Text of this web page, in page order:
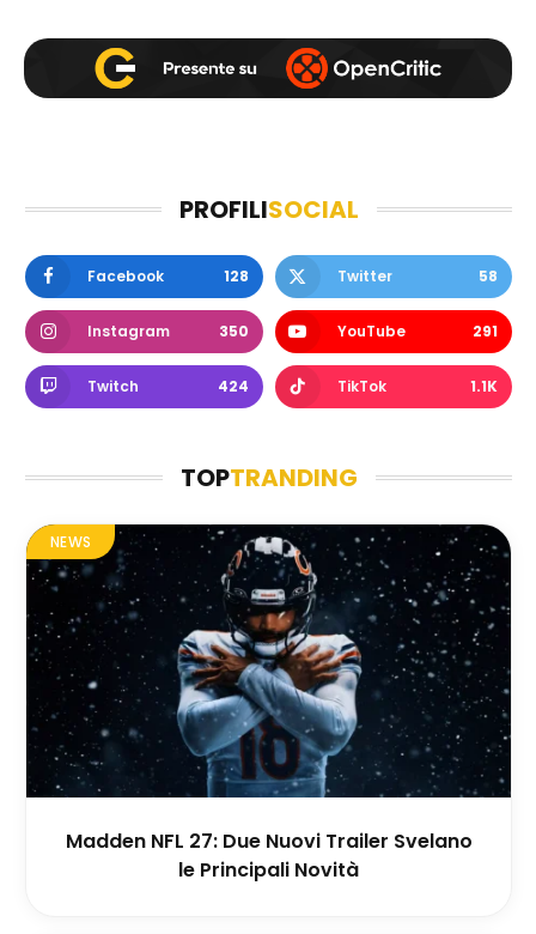
PROFILISOCIAL
Facebook 128 Twitter 58
Instagram 350 YouTube 291
Twitch 424 TikTok 1.1K
TOPTRANDING
NEWS
Madden NFL 27: Due Nuovi Trailer Svelano
le Principali Novità